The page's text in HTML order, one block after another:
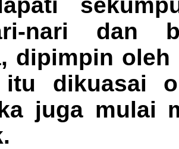
nari dan
dipimpin oleh
itu dikuasai
juga mulai